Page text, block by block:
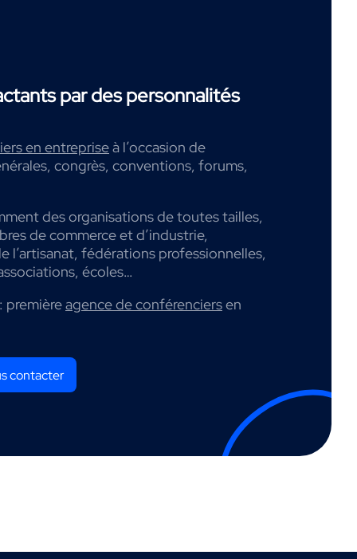
par des personnalités
en entrepriseà l’occasion de
congrès, conventions, forums,
des organisations de toutes tailles,
de commerce et d’industrie,
l’artisanat, fédérations professionnelles,
écoles…
premièreagence de conférenciersen
contacter